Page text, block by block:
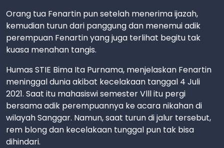
Orang tua Fenartin pun setelah menerima ijazah,
kemudian turun dari panggung dan menemui adik
perempuan Fenartin yang juga terlihat begitu tak
kuasa menahan tangis.
Humas STIE Bima Ita Purnama, menjelaskan Fenartin
meninggal dunia akibat kecelakaan tanggal 4 Juli
2021. Saat itu mahasiswi semester Vlll itu pergi
bersama adik perempuannya ke acara nikahan di
wilayah Sanggar. Namun, saat turun di jalur tersebut,
rem blong dan kecelakaan tunggal pun tak bisa
dihindari.